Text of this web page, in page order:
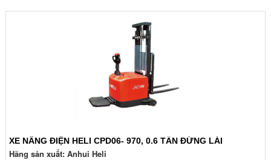
XE NÂNG ĐIỆN HELI CPD06- 970, 0.6 TẤN ĐỨNG LÁI
Hãng sản xuất: Anhui Heli